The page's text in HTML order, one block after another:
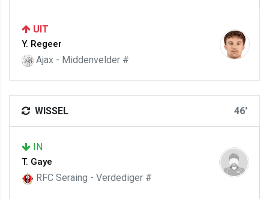
UIT
Y. Regeer
Ajax - Middenvelder #
WISSEL 46'
IN
T. Gaye
RFC Seraing - Verdediger #